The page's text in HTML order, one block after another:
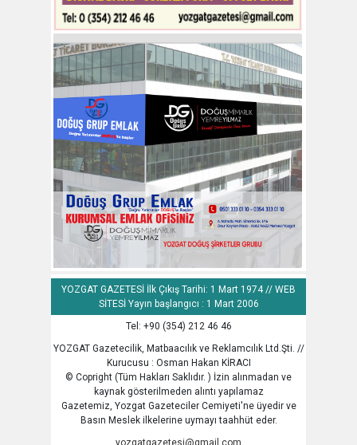
YOZGAT GAZETESİ İlk Çıkış Tarihi: 1 Mart 1974 // WEB
SİTESİ Yayın başlangıcı : 1 Mart 2006
Tel: +90 (354) 212 46 46
YOZGAT Gazetecilik, Matbaacılık ve Reklamcılık Ltd.Şti. //
Kurucusu : Osman Hakan KİRACI
© Copright (Tüm Hakları Saklıdır. ) İzin alınmadan ve
kaynak gösterilmeden alıntı yapılamaz
Gazetemiz, Yozgat Gazeteciler Cemiyeti'ne üyedir ve
Basın Meslek ilkelerine uymayı taahhüt eder.